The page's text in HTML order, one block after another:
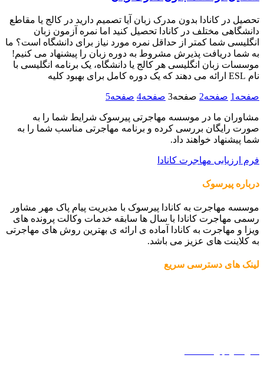
تحصیل در کانادا بدون مدرک زبان آیا تصمیم دارید در کالج یا مقاطع
دانشگاهی مختلف در کانادا تحصیل کنید اما نمره آزمون زبان
انگلیسی شما کمتر از حداقل نمره مورد نیاز برای دانشگاه است؟ ما
به شما دریافت پذیرش مشروط به دوره زبان را پیشنهاد می کنیم!
موسسات زبان انگلیسی هر کالج یا دانشگاه، یک برنامه انگلیسی با
نام ESL ارائه می دهند که یک دوره کامل برای بهبود کلیه
صفحه 1 صفحه2 صفحه3 صفحه4 صفحه5
مشاوران ما در موسسه مهاجرتی پیرسوک شرایط شما را به
صورت رایگان بررسی کرده و برنامه مهاجرتی مناسب شما را به
شما پیشنهاد خواهند داد.
فرم ارزیابی مهاجرت کانادا
درباره پیرسوک
موسسه مهاجرت به کانادا پیرسوک با مدیریت پیام پاک مهر مشاور
رسمی مهاجرت کانادا با سال ها سابقه خدمات وکالت پرونده های
ویزا و مهاجرت به کانادا آماده ی ارائه ی بهترین روش های مهاجرتی
به کلاینت های عزیز می باشد.
لینک های دسترسی سریع